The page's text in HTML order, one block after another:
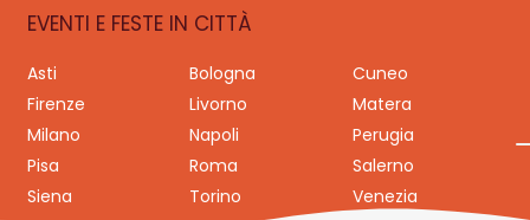
EVENTI E FESTE IN CITTÀ
Asti Bologna
Cuneo
Firenze
Livorno
Matera
Milano
Napoli
Perugia
Pisa
Roma
Salerno
Siena
Torino Venezia